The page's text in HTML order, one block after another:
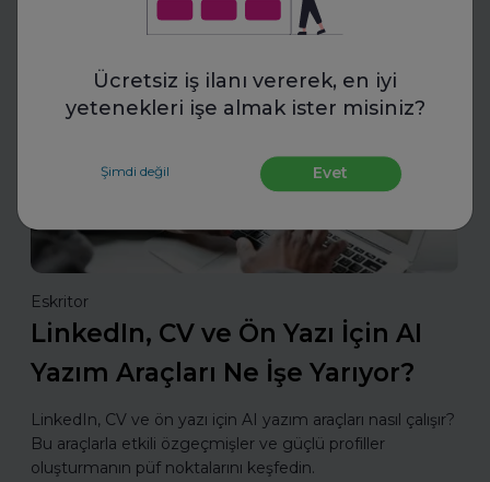
Ücretsiz iş ilanı vererek, en iyi
yetenekleri işe almak ister misiniz?
Şimdi değil Evet
CV Hazırla
Eskritor
LinkedIn, CV ve Ön Yazı İçin AI
Yazım Araçları Ne İşe Yarıyor?
LinkedIn, CV ve ön yazı için AI yazım araçları nasıl çalışır?
Bu araçlarla etkili özgeçmişler ve güçlü profiller
oluşturmanın püf noktalarını keşfedin.